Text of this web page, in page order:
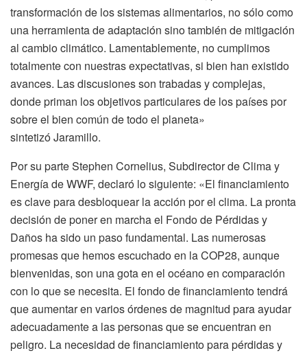
transformación de los sistemas alimentarios, no sólo como
una herramienta de adaptación sino también de mitigación
al cambio climático. Lamentablemente, no cumplimos
totalmente con nuestras expectativas, si bien han existido
avances. Las discusiones son trabadas y complejas,
donde priman los objetivos particulares de los países por
sobre el bien común de todo el planeta»
sintetizó Jaramillo.
Por su parte Stephen Cornelius, Subdirector de Clima y
Energía de WWF, declaró lo siguiente: «El financiamiento
es clave para desbloquear la acción por el clima. La pronta
decisión de poner en marcha el Fondo de Pérdidas y
Daños ha sido un paso fundamental. Las numerosas
promesas que hemos escuchado en la COP28, aunque
bienvenidas, son una gota en el océano en comparación
con lo que se necesita. El fondo de financiamiento tendrá
que aumentar en varios órdenes de magnitud para ayudar
adecuadamente a las personas que se encuentran en
peligro. La necesidad de financiamiento para pérdidas y